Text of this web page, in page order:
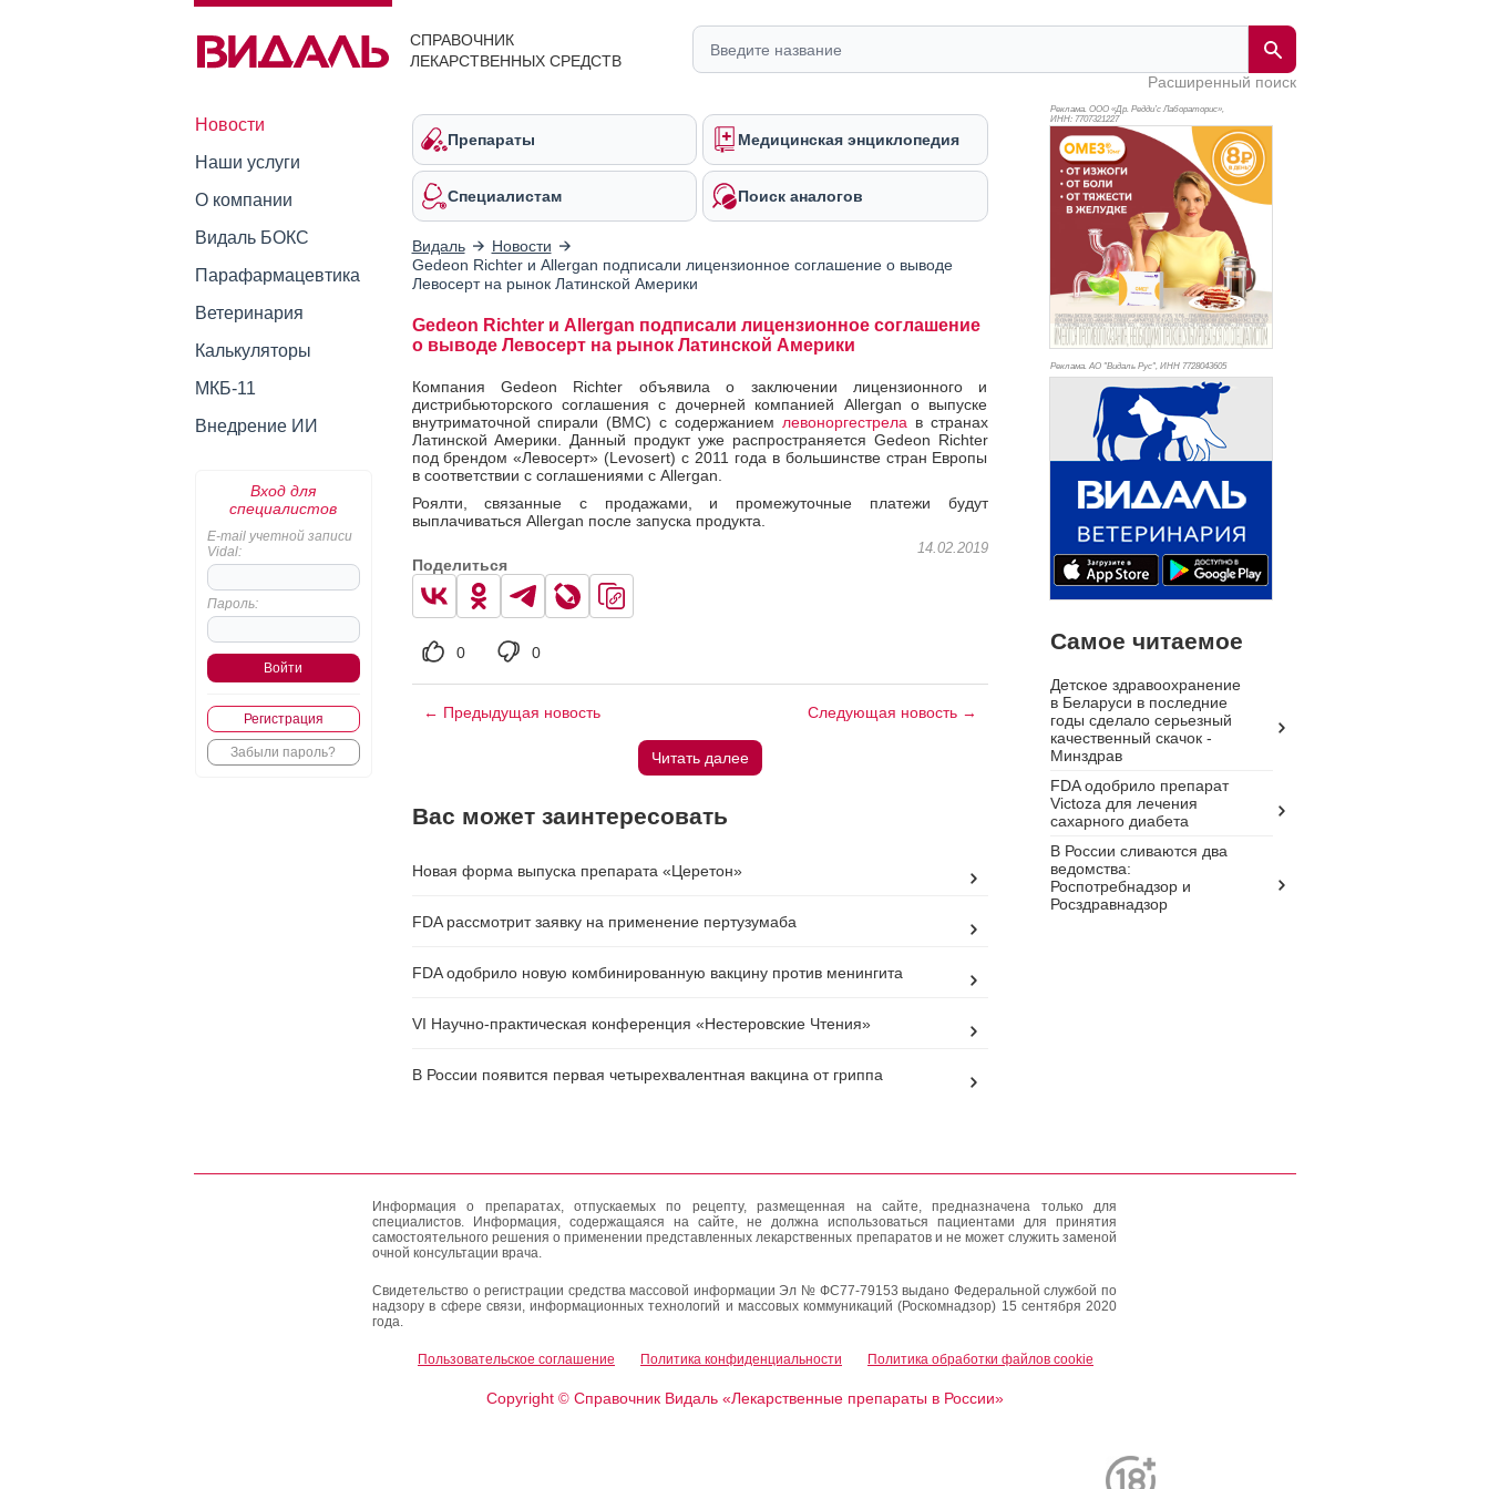
СПРАВОЧНИК
ЛЕКАРСТВЕННЫХ СРЕДСТВ
Расширенный поиск
Новости
Наши услуги
О компании
Видаль БОКС
Парафармацевтика
Ветеринария
Калькуляторы
МКБ-11
Внедрение ИИ
Вход для
специалистов
E-mail учетной записи
Vidal:
Пароль:
Регистрация
Забыли пароль?
Препараты Медицинская энциклопедия
Специалистам Поиск аналогов
Видаль
Новости
Gedeon Richter и Allergan подписали лицензионное соглашение о выводе
Левосерт на рынок Латинской Америки
Gedeon Richter и Allergan подписали лицензионное соглашение
о выводе Левосерт на рынок Латинской Америки
Компания Gedeon Richter объявила о заключении лицензионного и
дистрибьюторского соглашения с дочерней компанией Allergan о выпуске
внутриматочной спирали (ВМС) с содержанием левоноргестрела в странах
Латинской Америки. Данный продукт уже распространяется Gedeon Richter
под брендом «Левосерт» (Levosert) с 2011 года в большинстве стран Европы
в соответствии с соглашениями с Allergan.
Роялти, связанные с продажами, и промежуточные платежи будут
выплачиваться Allergan после запуска продукта.
14.02.2019
Поделиться
0 0
← Предыдущая новость Следующая новость →
Читать далее
Вас может заинтересовать
Новая форма выпуска препарата «Церетон»
FDA рассмотрит заявку на применение пертузумаба
FDA одобрило новую комбинированную вакцину против менингита
VI Научно-практическая конференция «Нестеровские Чтения»
В России появится первая четырехвалентная вакцина от гриппа
Реклама. ООО «Др. Редди’с Лабораторис»,
ИНН: 7707321227
Реклама. АО "Видаль Рус", ИНН 7728043605
Самое читаемое
Детское здравоохранение
в Беларуси в последние
годы сделало серьезный
качественный скачок -
Минздрав
FDA одобрило препарат
Victoza для лечения
сахарного диабета
В России сливаются два
ведомства:
Роспотребнадзор и
Росздравнадзор
Информация о препаратах, отпускаемых по рецепту, размещенная на сайте, предназначена только для
специалистов. Информация, содержащаяся на сайте, не должна использоваться пациентами для принятия
самостоятельного решения о применении представленных лекарственных препаратов и не может служить заменой
очной консультации врача.
Свидетельство о регистрации средства массовой информации Эл № ФС77-79153 выдано Федеральной службой по
надзору в сфере связи, информационных технологий и массовых коммуникаций (Роскомнадзор) 15 сентября 2020
года.
Пользовательское соглашение Политика конфиденциальности Политика обработки файлов cookie
Copyright ©Справочник Видаль «Лекарственные препараты в России»